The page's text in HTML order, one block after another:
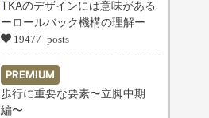
TKAのデザインには意味がある
ーロールバック機構の理解ー
19477 posts
PREMIUM
歩行に重要な要素〜立脚中期
編〜